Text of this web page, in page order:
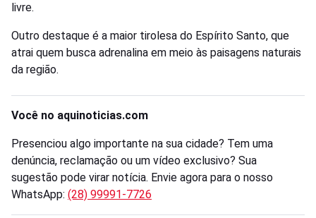
livre.
Outro destaque é a maior tirolesa do Espírito Santo, que
atrai quem busca adrenalina em meio às paisagens naturais
da região.
Você no aquinoticias.com
Presenciou algo importante na sua cidade? Tem uma
denúncia, reclamação ou um vídeo exclusivo? Sua
sugestão pode virar notícia. Envie agora para o nosso
WhatsApp: (28) 99991-7726